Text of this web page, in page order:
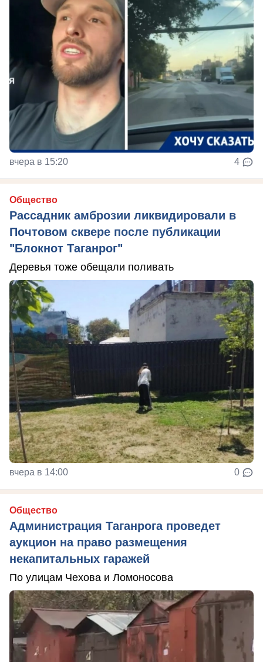
вчера в 15:20 4
Общество
Рассадник амброзии ликвидировали в
Почтовом сквере после публикации
"Блокнот Таганрог"
Деревья тоже обещали поливать
вчера в 14:00 0
Общество
Администрация Таганрога проведет
аукцион на право размещения
некапитальных гаражей
По улицам Чехова и Ломоносова